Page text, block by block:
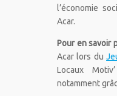
l’économie
Acar.
Pour en savoir
Acar lors du
Locaux
notamment